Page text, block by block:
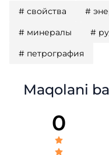
# свойства #
# минералы #
# петрография
Maqolani
0